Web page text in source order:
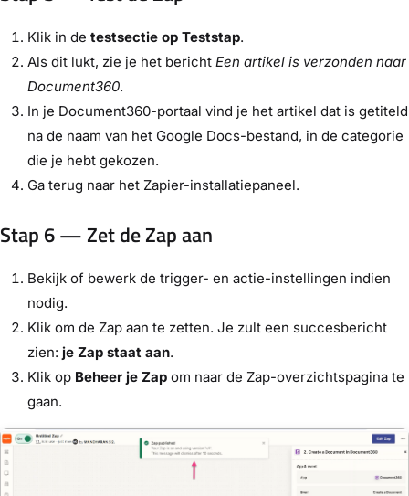
Klik in de testsectie op Teststap.
Als dit lukt, zie je het bericht Een artikel is verzonden naar
Document360.
In je Document360-portaal vind je het artikel dat is getiteld
na de naam van het Google Docs-bestand, in de categorie
die je hebt gekozen.
Ga terug naar het Zapier-installatiepaneel.
Stap 6 — Zet de Zap aan
Bekijk of bewerk de trigger- en actie-instellingen indien
nodig.
Klik om de Zap aan te zetten. Je zult een succesbericht
zien: je Zap staat aan.
Klik op Beheer je Zap om naar de Zap-overzichtspagina te
gaan.